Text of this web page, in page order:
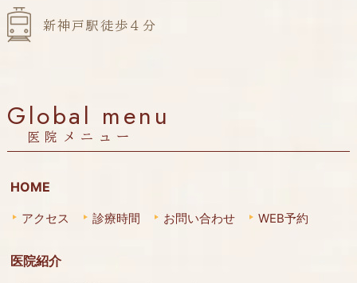
新神戸駅徒歩４分
Global menu
医院メニュー
HOME
アクセス 診療時間 お問い合わせ WEB予約
医院紹介